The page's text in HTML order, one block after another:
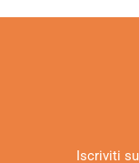
Iscriviti